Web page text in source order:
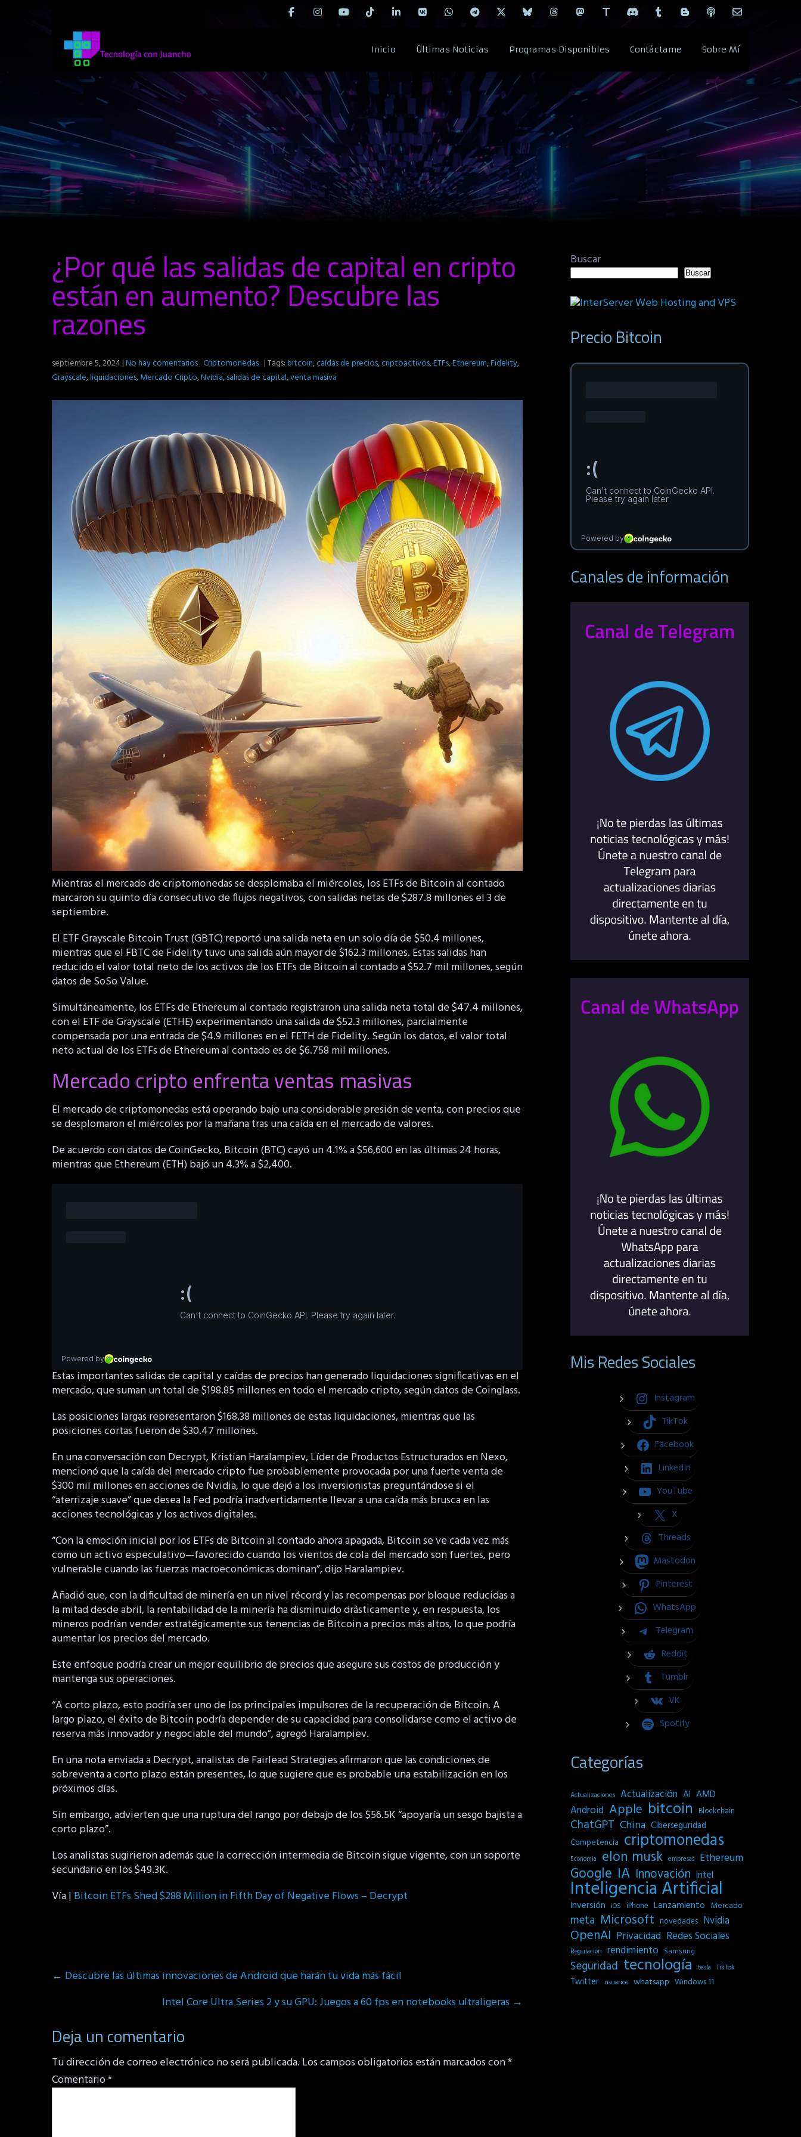
Inicio Últimas Noticias Programas Disponibles Contáctame Sobre Mí
¿Por qué las salidas de capital en cripto
están en aumento? Descubre las
razones
septiembre 5, 2024|No hay comentarios Criptomonedas | Tags:bitcoin,caídas de precios,criptoactivos,ETFs,Ethereum,Fidelity,
Grayscale,liquidaciones,Mercado Cripto,Nvidia,salidas de capital,venta masiva
Mientras el mercado de criptomonedas se desplomaba el miércoles, los ETFs de Bitcoin al contado
marcaron su quinto día consecutivo de flujos negativos, con salidas netas de $287.8 millones el 3 de
septiembre.
El ETF Grayscale Bitcoin Trust (GBTC) reportó una salida neta en un solo día de $50.4 millones,
mientras que el FBTC de Fidelity tuvo una salida aún mayor de $162.3 millones. Estas salidas han
reducido el valor total neto de los activos de los ETFs de Bitcoin al contado a $52.7 mil millones, según
datos de SoSo Value.
Simultáneamente, los ETFs de Ethereum al contado registraron una salida neta total de $47.4 millones,
con el ETF de Grayscale (ETHE) experimentando una salida de $52.3 millones, parcialmente
compensada por una entrada de $4.9 millones en el FETH de Fidelity. Según los datos, el valor total
neto actual de los ETFs de Ethereum al contado es de $6.758 mil millones.
Mercado cripto enfrenta ventas masivas
El mercado de criptomonedas está operando bajo una considerable presión de venta, con precios que
se desplomaron el miércoles por la mañana tras una caída en el mercado de valores.
De acuerdo con datos de CoinGecko, Bitcoin (BTC) cayó un 4.1% a $56,600 en las últimas 24 horas,
mientras que Ethereum (ETH) bajó un 4.3% a $2,400.
Estas importantes salidas de capital y caídas de precios han generado liquidaciones significativas en el
mercado, que suman un total de $198.85 millones en todo el mercado cripto, según datos de Coinglass.
Las posiciones largas representaron $168.38 millones de estas liquidaciones, mientras que las
posiciones cortas fueron de $30.47 millones.
En una conversación con Decrypt, Kristian Haralampiev, Líder de Productos Estructurados en Nexo,
mencionó que la caída del mercado cripto fue probablemente provocada por una fuerte venta de
$300 mil millones en acciones de Nvidia, lo que dejó a los inversionistas preguntándose si el
“aterrizaje suave” que desea la Fed podría inadvertidamente llevar a una caída más brusca en las
acciones tecnológicas y los activos digitales.
“Con la emoción inicial por los ETFs de Bitcoin al contado ahora apagada, Bitcoin se ve cada vez más
como un activo especulativo—favorecido cuando los vientos de cola del mercado son fuertes, pero
vulnerable cuando las fuerzas macroeconómicas dominan”, dijo Haralampiev.
Añadió que, con la dificultad de minería en un nivel récord y las recompensas por bloque reducidas a
la mitad desde abril, la rentabilidad de la minería ha disminuido drásticamente y, en respuesta, los
mineros podrían vender estratégicamente sus tenencias de Bitcoin a precios más altos, lo que podría
aumentar los precios del mercado.
Este enfoque podría crear un mejor equilibrio de precios que asegure sus costos de producción y
mantenga sus operaciones.
“A corto plazo, esto podría ser uno de los principales impulsores de la recuperación de Bitcoin. A
largo plazo, el éxito de Bitcoin podría depender de su capacidad para consolidarse como el activo de
reserva más innovador y negociable del mundo”, agregó Haralampiev.
En una nota enviada a Decrypt, analistas de Fairlead Strategies afirmaron que las condiciones de
sobreventa a corto plazo están presentes, lo que sugiere que es probable una estabilización en los
próximos días.
Sin embargo, advierten que una ruptura del rango por debajo de los $56.5K “apoyaría un sesgo bajista a
corto plazo”.
Los analistas sugirieron además que la corrección intermedia de Bitcoin sigue vigente, con un soporte
secundario en los $49.3K.
Vía | Bitcoin ETFs Shed $288 Million in Fifth Day of Negative Flows – Decrypt
Post
navigation
← Descubre las últimas innovaciones de Android que harán tu vida más fácil
Intel Core Ultra Series 2 y su GPU: Juegos a 60 fps en notebooks ultraligeras →
Deja un comentario
Tu dirección de correo electrónico no será publicada. Los campos obligatorios están marcados con*
Comentario*
Buscar
Buscar
Precio Bitcoin
Canales de información
Mis Redes Sociales
Instagram
TikTok
Facebook
LinkedIn
YouTube
X
Threads
Mastodon
Pinterest
WhatsApp
Telegram
Reddit
Tumblr
VK
Spotify
Categorías
Actualizaciones Actualización AI AMD
Android Apple bitcoin Blockchain
ChatGPT China Ciberseguridad
Competencia criptomonedas
Economia elon musk empresas Ethereum
Google IA Innovación intel
Inteligencia Artificial
Inversión iOS iPhone Lanzamiento Mercado
meta Microsoft novedades Nvidia
OpenAI Privacidad Redes Sociales
Regulación rendimiento Samsung
Seguridad tecnología tesla TikTok
Twitter usuarios whatsapp Windows 11